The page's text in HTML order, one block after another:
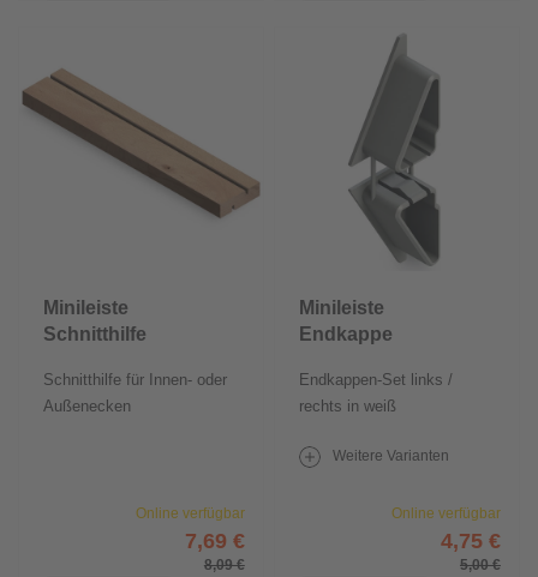
Minileiste
Schnitthilfe
Schnitthilfe für Innen- oder
Außenecken
Online verfügbar
7,69 €
8,09 €
Minileiste
Endkappe
Endkappen-Set links /
rechts in weiß
Weitere Varianten
Online verfügbar
4,75 €
5,00 €